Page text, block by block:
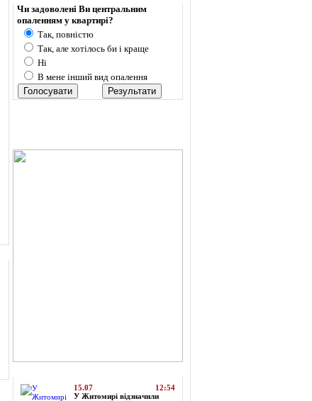
Чи задоволені Ви центральним
опаленням у квартирі?
Так, повністю
Так, але хотілось би і краще
Ні
В мене інший вид опалення
15.07
12:54
У Житомирі відзначили